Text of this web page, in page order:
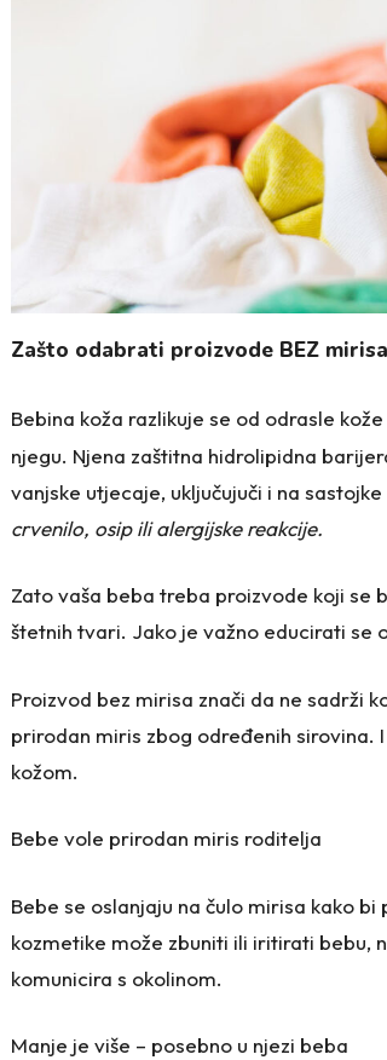
Zašto odabrati proizvode BEZ
Bebina koža razlikuje se od odrasle
njegu. Njena zaštitna hidrolipidna
vanjske utjecaje, uključujuči i na
crvenilo, osip ili alergijske reakcije.
Zato vaša beba treba proizvode koji se
štetnih tvari. Jako je važno educirati se
Proizvod bez mirisa znači da ne sadrži
prirodan miris zbog određenih sirovina.
kožom.
Bebe vole prirodan miris roditelja
Bebe se oslanjaju na čulo mirisa kako
kozmetike može zbuniti ili iritirati bebu,
komunicira s okolinom.
Manje je više – posebno u njezi beba